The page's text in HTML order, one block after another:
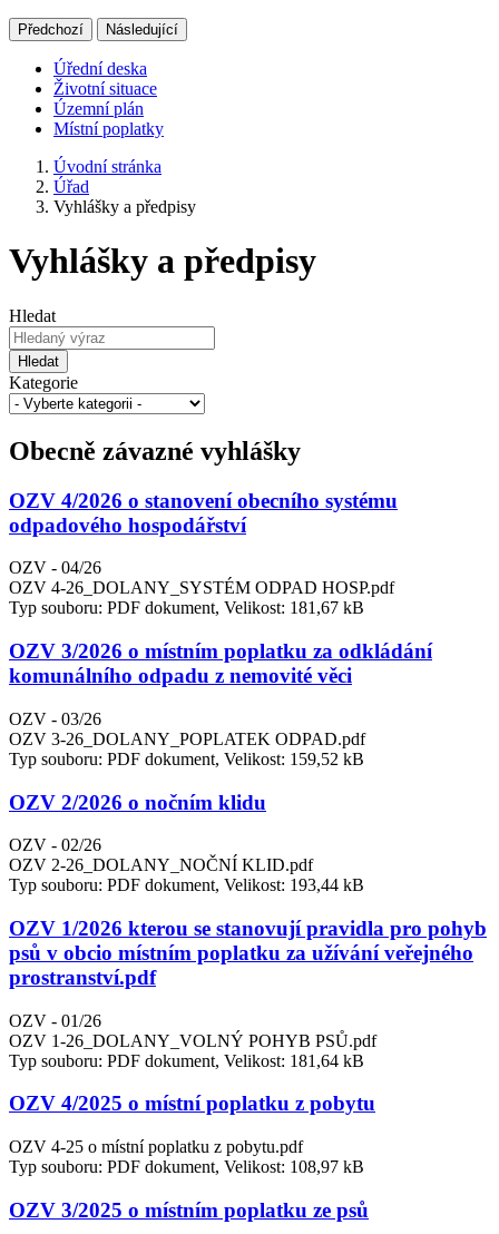
Předchozí Následující
Úřední deska
Životní situace
Územní plán
Místní poplatky
Úvodní stránka
Úřad
Vyhlášky a předpisy
Vyhlášky a předpisy
Hledat
Hledat
Kategorie
Obecně závazné vyhlášky
OZV 4/2026 o stanovení obecního systému
odpadového hospodářství
OZV - 04/26
OZV 4-26_DOLANY_SYSTÉM ODPAD HOSP.pdf
Typ souboru: PDF dokument, Velikost: 181,67 kB
OZV 3/2026 o místním poplatku za odkládání
komunálního odpadu z nemovité věci
OZV - 03/26
OZV 3-26_DOLANY_POPLATEK ODPAD.pdf
Typ souboru: PDF dokument, Velikost: 159,52 kB
OZV 2/2026 o nočním klidu
OZV - 02/26
OZV 2-26_DOLANY_NOČNÍ KLID.pdf
Typ souboru: PDF dokument, Velikost: 193,44 kB
OZV 1/2026 kterou se stanovují pravidla pro pohyb
psů v obcio místním poplatku za užívání veřejného
prostranství.pdf
OZV - 01/26
OZV 1-26_DOLANY_VOLNÝ POHYB PSŮ.pdf
Typ souboru: PDF dokument, Velikost: 181,64 kB
OZV 4/2025 o místní poplatku z pobytu
OZV 4-25 o místní poplatku z pobytu.pdf
Typ souboru: PDF dokument, Velikost: 108,97 kB
OZV 3/2025 o místním poplatku ze psů